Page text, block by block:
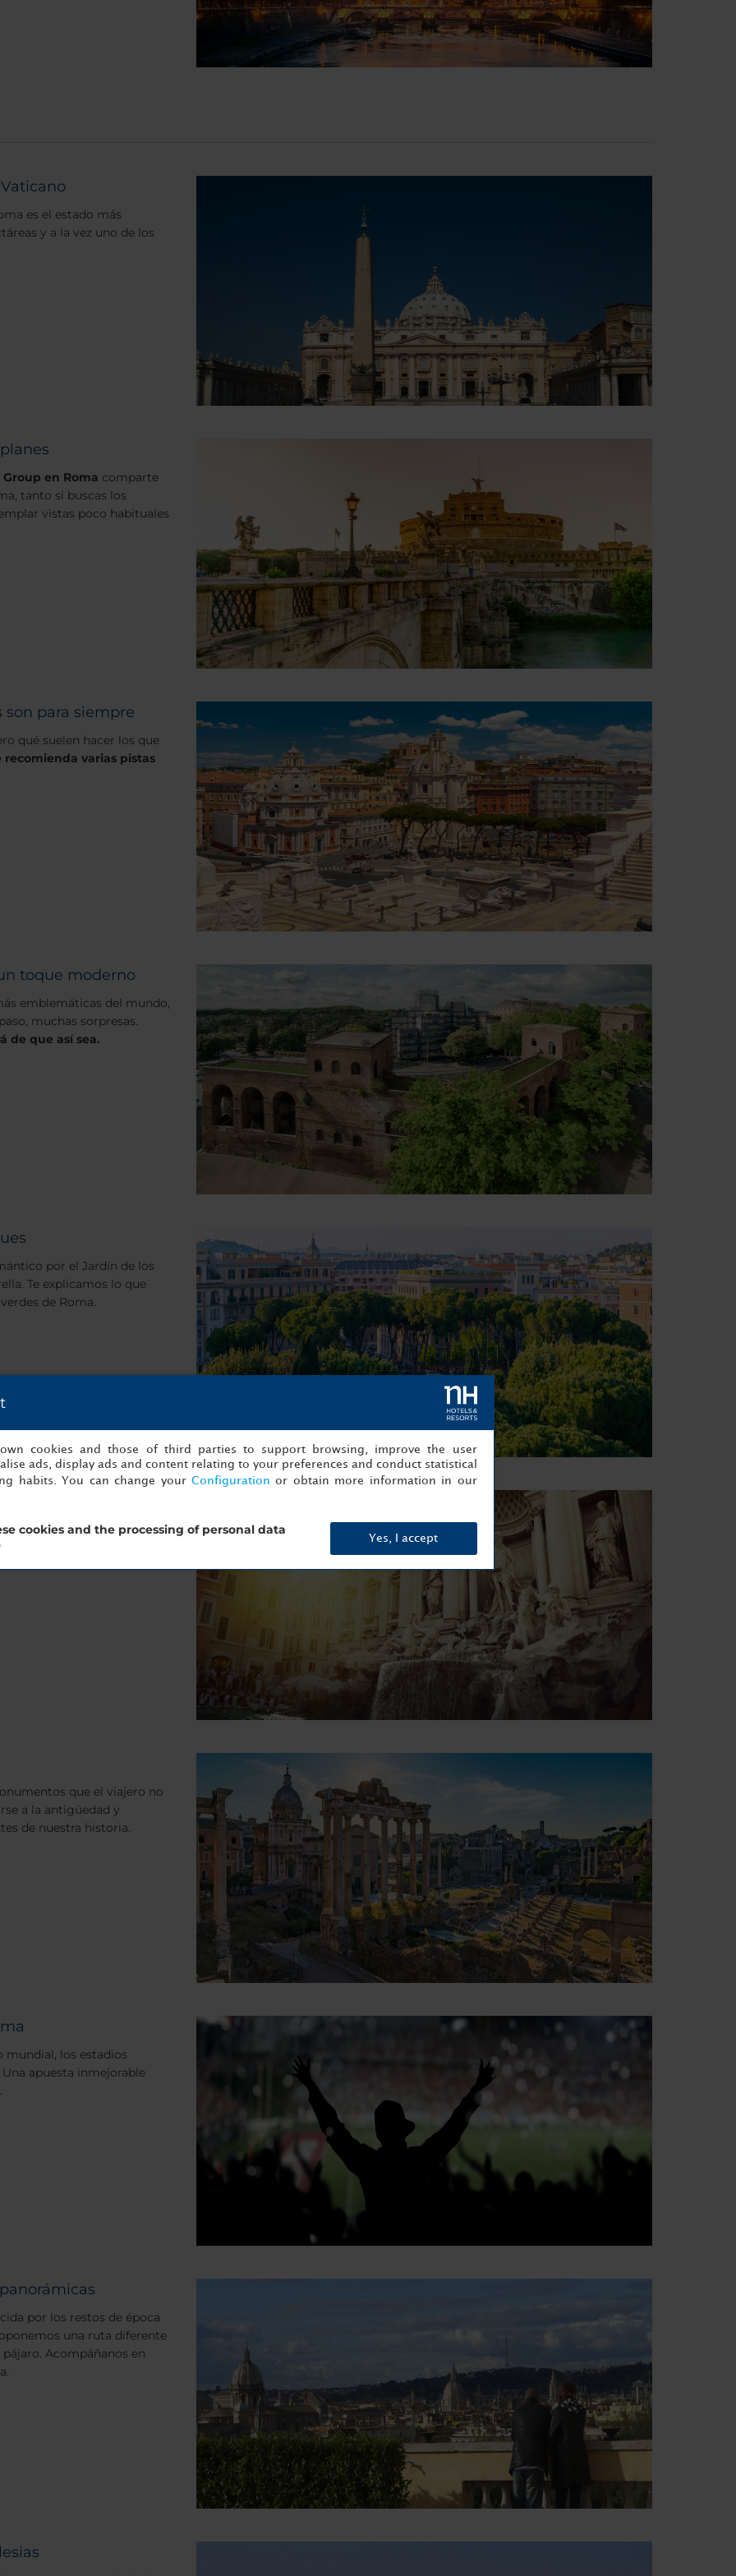
es el estado más
y a la vez uno de los
en Roma comparte
tanto si buscas los
vistas poco habituales
son para siempre
qué suelen hacer los que
varias pistas
toque moderno
emblemáticas del mundo,
muchas sorpresas.
de que así sea.
por el Jardín de los
Te explicamos lo que
de Roma.
Roma
unos días, te proponemos
Fuentes y
que el viajero no
a la antigüedad y
de nuestra historia.
mundial, los estadios
apuesta inmejorable
por los restos de época
una ruta diferente
Acompáñanos en
cookies and those of third parties to support browsing, improve the user
ads, display ads and content relating to your preferences and conduct statistical
habits. You can change your Configuration or obtain more information in our
cookies and the processing of personal data
Yes, I accept